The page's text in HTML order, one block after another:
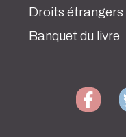
Droits étrangers
Banquet du livre